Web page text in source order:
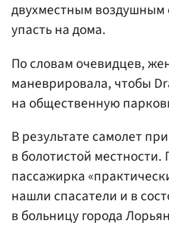
двухместным воздушным
упасть на дома.
По словам очевидцев,
маневрировала, чтобы
на общественную
В результате самолет
в болотистой местности.
пассажирка
нашли спасатели и в
в больницу города